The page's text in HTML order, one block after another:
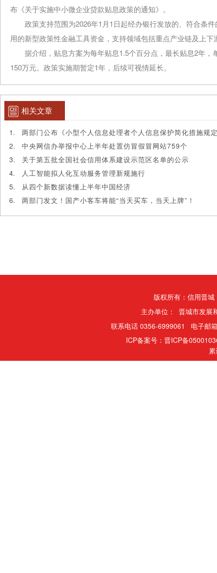
布《关于实施中小微企业贷款贴息政策的通知》。
政策支持范围为2026年1月1日起经办银行发放的、符合条
用的新型政策性金融工具资金，支持领域包括重点产业链及上
据介绍，贴息方案为每年贴息1.5个百分点，最长贴息2年，
150万元。政策实施期暂定1年，后续可视情延长。
相关文章
两部门公布《小型个人信息处理者个人信息保护简化措施规
中央网信办举报中心上半年处置仿冒假冒网站759个
关于第五批全国社会信用体系建设示范区名单的公示
人工智能拟人化互动服务管理新规施行
从四个新数据读懂上半年中国经济
两部门发文！国产小客车将能“当天买车，当天上牌”！
版权所有：信用晋
主办单位： 晋城市发展
联系电话 0356-6999061 电子邮
ICP备案号：晋ICP备